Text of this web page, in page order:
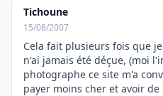
Tichoune
15/08/2007
Cela fait plusieurs fois que
n'ai jamais été déçue, (moi
photographe ce site m'a
payer moins cher et avoir